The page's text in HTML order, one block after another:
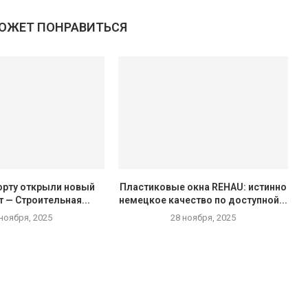
ПОНРАВИТЬСЯ
открыли новый
— Строительная...
2025
Пластиковые окна REHAU: истинно
немецкое качество по доступной...
28 ноября, 2025